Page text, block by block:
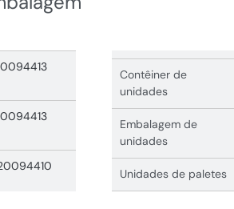
Contêiner de
unidades
Embalagem de
unidades
Unidades de paletes